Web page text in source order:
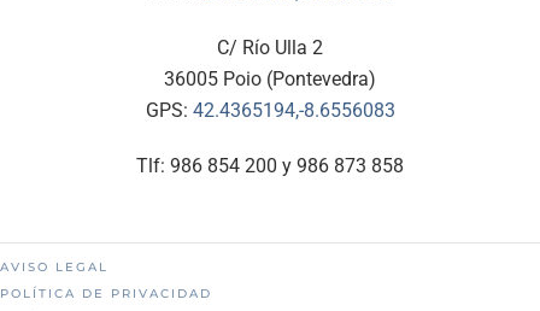
C/ Río Ulla 2
36005 Poio (Pontevedra)
GPS: 42.4365194,-8.6556083
Tlf: 986 854 200 y 986 873 858
AVISO LEGAL
POLÍTICA DE PRIVACIDAD